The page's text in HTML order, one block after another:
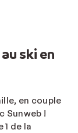
ski en
en couple
Sunweb !
1 de la